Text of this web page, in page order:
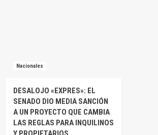
Nacionales
DESALOJO «EXPRES»: EL
SENADO DIO MEDIA SANCIÓN
A UN PROYECTO QUE CAMBIA
LAS REGLAS PARA INQUILINOS